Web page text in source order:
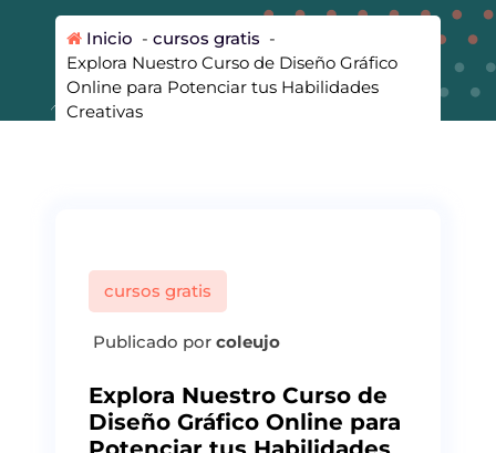
Inicio - cursos gratis -
Explora Nuestro Curso de Diseño Gráfico
Online para Potenciar tus Habilidades
Creativas
cursos gratis
Publicado por coleujo
Explora Nuestro Curso de
Diseño Gráfico Online para